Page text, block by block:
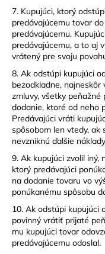
7. Kupujúci, ktorý
predávajúcemu tovar
predávajúcemu.
predávajúcemu, a to aj
vrátený pre svoju
8. Ak odstúpi kupujúci
bezodkladne,
zmluvy, všetky
dodanie, ktoré od neho
Predávajúci vráti
spôsobom len vtedy, ak
nevzniknú ďalšie
9. Ak kupujúci zvolil iný,
ktorý predávajúci
na dodanie tovaru vo
ponúkanému spôsobu
10. Ak odstúpi kupujúci
povinný vrátiť prijaté
mu kupujúci tovar
predávajúcemu odoslal.